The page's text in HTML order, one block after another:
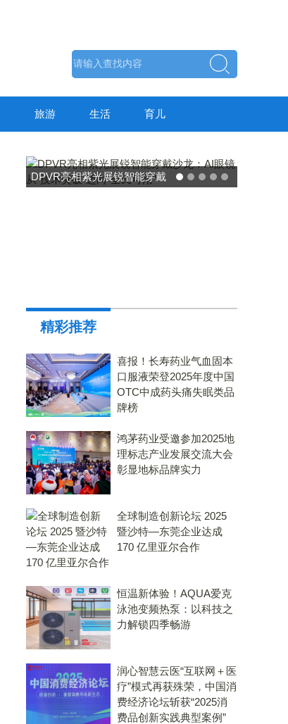
旅游 生活 育儿
荣膺2025食品营养健康创新
力大奖
精彩推荐
喜报！长寿药业气血固本
口服液荣登2025年度中国
OTC中成药头痛失眠类品
牌榜
鸿茅药业受邀参加2025地
理标志产业发展交流大会
彰显地标品牌实力
全球制造创新论坛 2025
暨沙特—东莞企业达成
170 亿里亚尔合作
恒温新体验！AQUA爱克
泳池变频热泵：以科技之
力解锁四季畅游
润心智慧云医“互联网＋医
疗”模式再获殊荣，中国消
费经济论坛斩获“2025消
费品创新实践典型案例”